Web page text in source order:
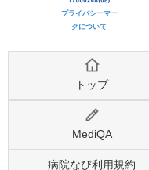
プライバシーマー
クについて
トップ
MediQA
病院なび利用規約